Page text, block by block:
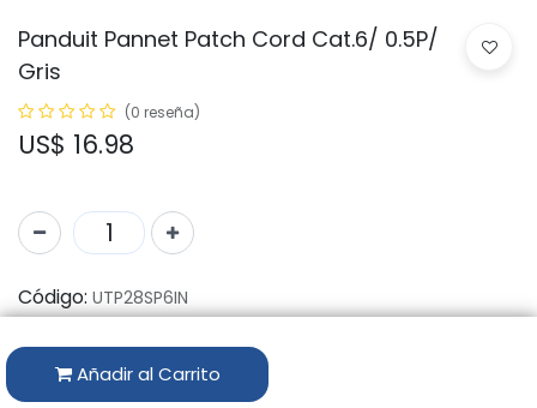
Panduit Pannet Patch Cord Cat.6/ 0.5P/
Gris
(0 reseña)
US$ 16.98
Añadir al Carrito
Código: UTP28SP6IN
Marca:PANDUIT
Disponibilidad por Almacén